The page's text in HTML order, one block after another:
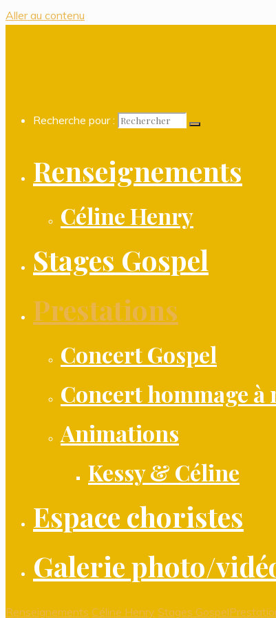
Aller au contenu
Recherche pour :
Renseignements
Céline Henry
Stages Gospel
Prestations
Concert Gospel
Concert hommage à
Animations
Kessy & Céline
Espace choristes
Galerie photo/
Renseignements Céline Henry Stages Gospel